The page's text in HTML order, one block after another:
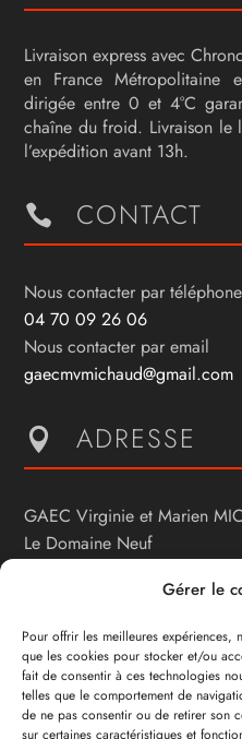
Gérer le
Pour offrir les meilleures expériences,
que les cookies pour stocker et/ou
fait de consentir à ces technologies
telles que le comportement de
de ne pas consentir ou de retirer son
sur certaines caractéristiques et
Livraison express avec
en France Métropolitaine
dirigée entre 0 et 4°C
chaîne du froid. Livraison le
l’expédition avant 13h.
 CONTACT
Nous contacter par téléphone
04 70 09 26 06
Nous contacter par email
gaecmvmichaud@gmail.com
 ADRESSE
GAEC Virginie et Marien
Le Domaine Neuf
 NOUS
Facebook